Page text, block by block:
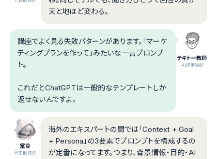
天と地ほど変わる。
テキトー教師
.AI認定講師
講座でよく見る失敗パターンがあります。「マーケ
ティングプランを作って」みたいな一言プロンプ
ト。
これだとChatGPTは一般的なテンプレートしか
返せないんですよ。
室谷
代表取締役
海外のエキスパートの間では「Context + Goal
+ Persona」の3要素でプロンプトを構成するの
が定番になってます。つまり、背景情報・目的・AI